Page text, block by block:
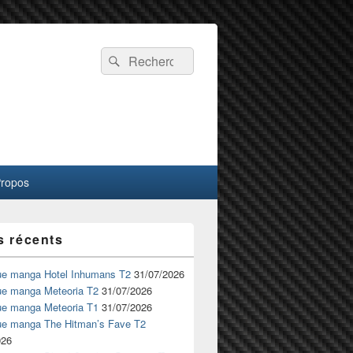
Recherche :
Rechercher
récents
manga Hotel Inhumans T2 31/07/2026
manga Meteoria T2 31/07/2026
manga Meteoria T1 31/07/2026
manga The Hitman’s Fave T2